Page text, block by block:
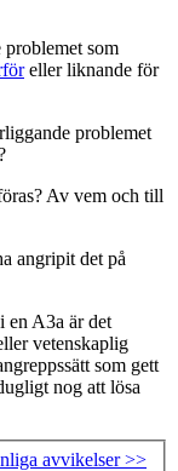
problemet som
eller liknande för
problemet
Av vem och till
angripit det på
en A3a är det
vetenskaplig
som gett
nog att lösa
avvikelser >>